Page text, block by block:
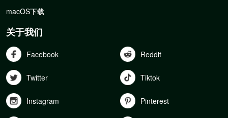
macOS下载
关于我们
Facebook Reddit
Twitter Tiktok
Instagram Pinterest